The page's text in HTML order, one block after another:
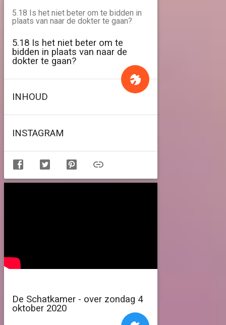
5.18 Is het niet beter om te bidden in
plaats van naar de dokter te gaan?
5.18 Is het niet beter om te
bidden in plaats van naar de
dokter te gaan?
INHOUD
INSTAGRAM
De Schatkamer - over zondag 4
oktober 2020